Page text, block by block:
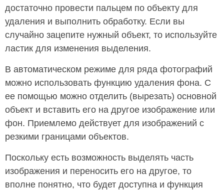
достаточно провести пальцем по объекту для
удаления и выполнить обработку. Если вы
случайно зацепите нужный объект, то используйте
ластик для изменения выделения.
В автоматическом режиме для ряда фотографий
можно использовать функцию удаления фона. С
ее помощью можно отделить (вырезать) основной
объект и вставить его на другое изображение или
фон. Приемлемо действует для изображений с
резкими границами объектов.
Поскольку есть возможность выделять часть
изображения и переносить его на другое, то
вполне понятно, что будет доступна и функция